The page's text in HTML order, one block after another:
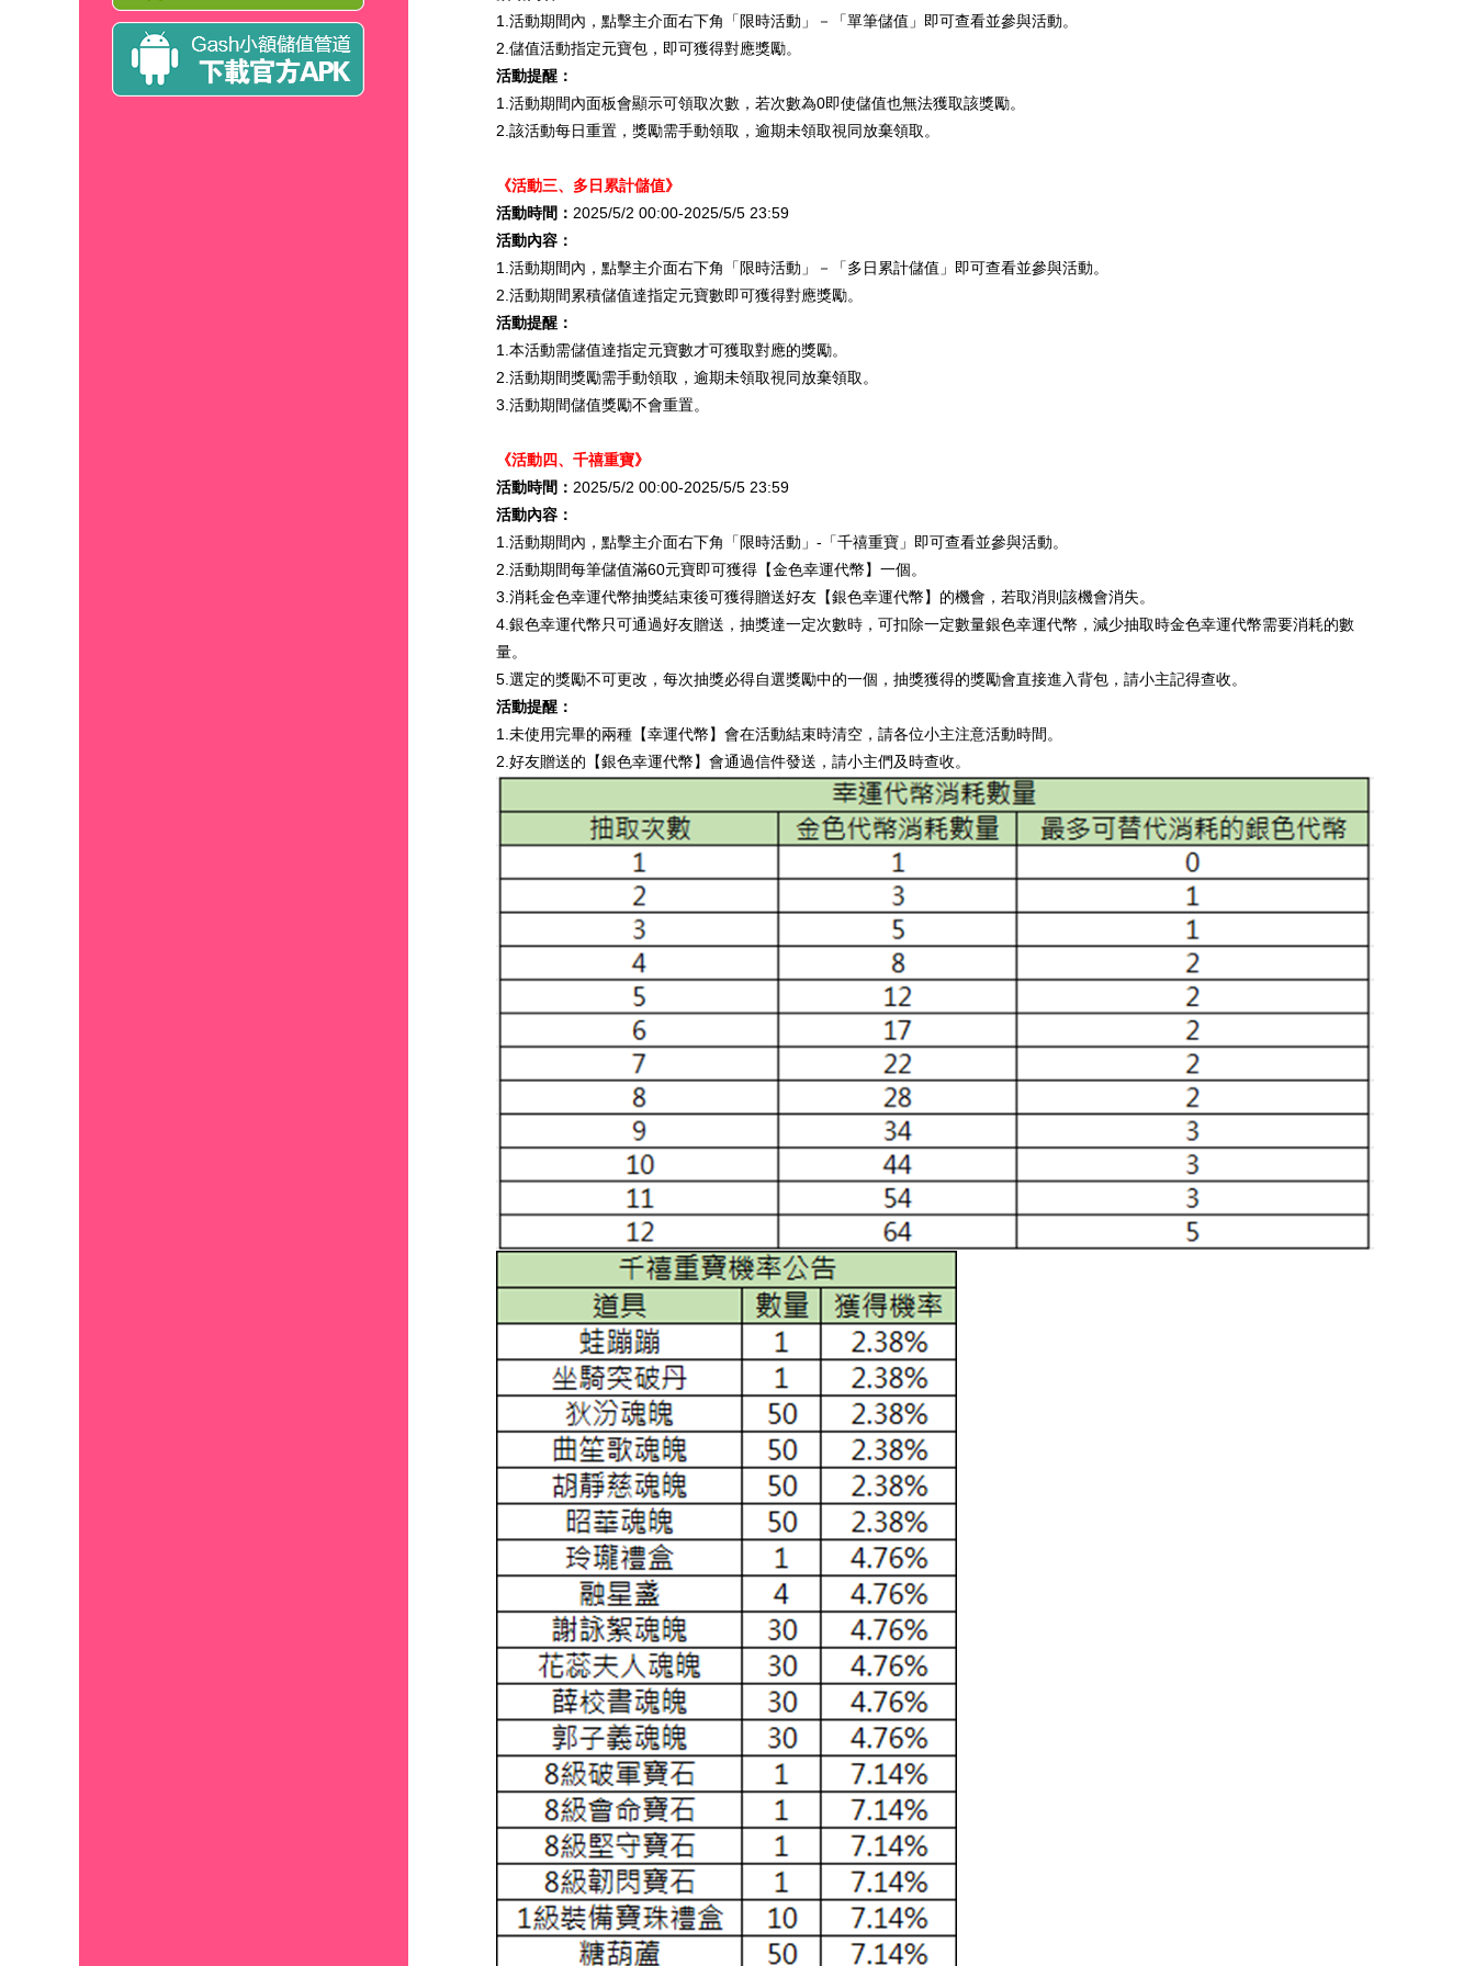
1. 活動期間內，點擊主介面右下角「限時活動」－「單筆儲值」即可查看並參與活動。
2. 儲值活動指定元寶包，即可獲得對應獎勵。
活動提醒：
1. 活動期間內面板會顯示可領取次數，若次數為0即使儲值也無法獲取該獎勵。
2. 該活動每日重置，獎勵需手動領取，逾期未領取視同放棄領取。
《活動三、多日累計儲值》
活動時間： 2025/5/2 00:00-2025/5/5 23:59
活動內容：
1. 活動期間內，點擊主介面右下角「限時活動」－「多日累計儲值」即可查看並參與活動。
2. 活動期間累積儲值達指定元寶數即可獲得對應獎勵。
活動提醒：
1. 本活動需儲值達指定元寶數才可獲取對應的獎勵。
2. 活動期間獎勵需手動領取，逾期未領取視同放棄領取。
3. 活動期間儲值獎勵不會重置。
《活動四、 千禧重寶》
活動時間： 2025/5/2 00:00-2025/5/5 23:59
活動內容：
1. 活動期間內，點擊主介面右下角「限時活動」 - 「千禧重寶」即可查看並參與活動。
2. 活動期間每筆儲值滿60元寶即可獲得【金色幸運代幣】一個。
3. 消耗金色幸運代幣抽獎結束後可獲得贈送好友【銀色幸運代幣】的機會，若取消則該機會消失。
4. 銀色幸運代幣只可通過好友贈送，抽獎達一定次數時，可扣除一定數量銀色幸運代幣，減少抽取時金色幸運代幣需要消耗的數
量。
5. 選定的獎勵不可更改，每次抽獎必得自選獎勵中的一個，抽獎獲得的獎勵會直接進入背包，請小主記得查收。
活動提醒：
1. 未使用完畢的兩種【幸運代幣】會在活動結束時清空，請各位小主注意活動時間。
2. 好友贈送的【銀色幸運代幣】會通過信件發送，請小主們及時查收。